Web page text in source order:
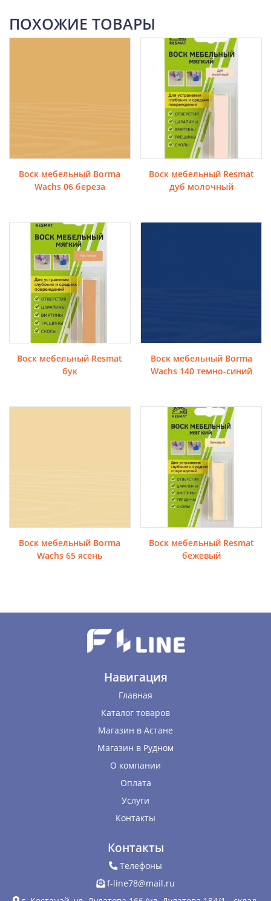
ПОХОЖИЕ ТОВАРЫ
Воск мебельный Borma
Wachs 06 береза
Воск мебельный Resmat
дуб молочный
Воск мебельный Resmat
бук
Воск мебельный Borma
Wachs 140 темно-синий
Воск мебельный Borma
Wachs 65 ясень
Воск мебельный Resmat
бежевый
Навигация
Главная
Каталог товаров
Магазин в Астане
Магазин в Рудном
О компании
Оплата
Услуги
Контакты
Контакты
Телефоны
f-line78@mail.ru